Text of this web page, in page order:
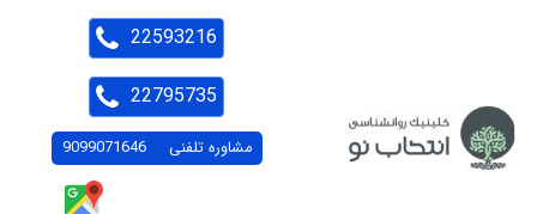
مشاوره تلفنی 9099071646
22593216
22795735